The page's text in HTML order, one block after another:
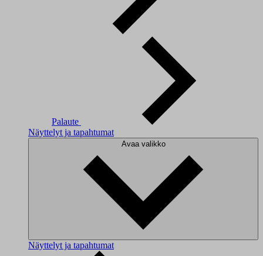
Palaute
Näyttelyt ja tapahtumat
Avaa valikko
Näyttelyt ja tapahtumat